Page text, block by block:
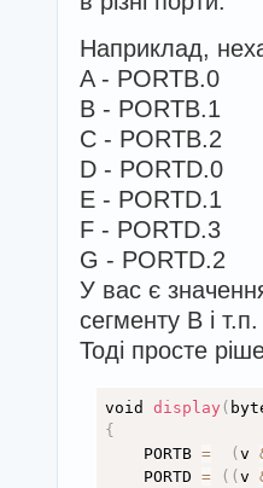
Наприклад,
A - PORTB.0
B - PORTB.1
C - PORTB.2
D - PORTD.0
E - PORTD.1
F - PORTD.3
G - PORTD.2
У вас є
сегменту B і т.п.
Тоді просте
void display (
{
    PORTB
= (v
    PORTD
= ( (v